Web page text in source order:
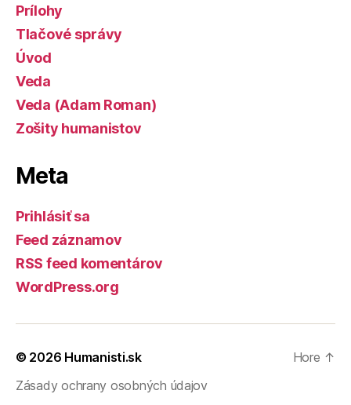
Prílohy
Tlačové správy
Úvod
Veda
Veda (Adam Roman)
Zošity humanistov
Meta
Prihlásiť sa
Feed záznamov
RSS feed komentárov
WordPress.org
© 2026 Humanisti.sk
Zásady ochrany osobných údajov
Hore ↑